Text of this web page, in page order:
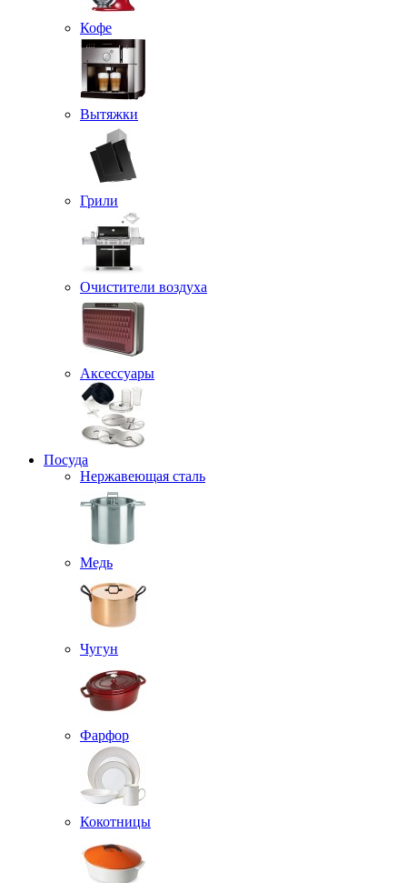
Кофе
Вытяжки
Грили
Очистители воздуха
Аксессуары
Посуда
Нержавеющая сталь
Медь
Чугун
Фарфор
Кокотницы